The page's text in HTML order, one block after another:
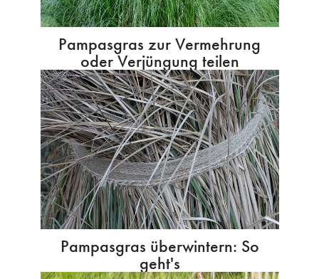
Pampasgras zur Vermehrung
oder Verjüngung teilen
Pampasgras überwintern: So
geht's